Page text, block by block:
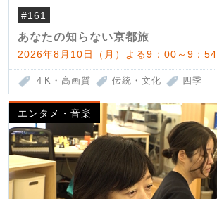
#161
あなたの知らない京都旅
2026年8月10日（月）よる9：00～9：54
４K・高画質 伝統・文化 四季
エンタメ・音楽